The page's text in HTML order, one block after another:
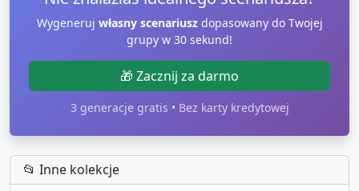
Wygeneruj własny scenariuszdopasowany do Twojej
grupy w 30 sekund!
🎁 Zacznij za darmo
3 generacje gratis • Bez karty kredytowej
📂 Inne kolekcje